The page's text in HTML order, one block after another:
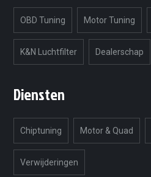
OBD Tuning Motor Tuning
K&N Luchtfilter Dealerschap
Diensten
Chiptuning Motor & Quad
Verwijderingen